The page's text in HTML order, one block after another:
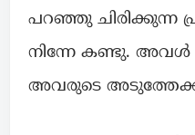
പറഞ്ഞു ചിരിക്കുന്ന
നിന്നേ കണ്ടു.
അവരുടെ